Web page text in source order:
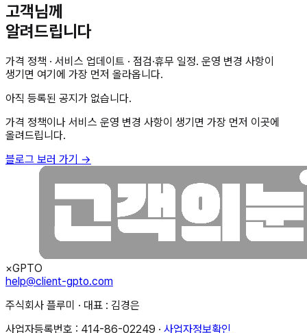
고객님께
알려드립니다
가격 정책 · 서비스 업데이트 · 점검·휴무 일정. 운영 변경 사항이
생기면 여기에 가장 먼저 올라옵니다.
아직 등록된 공지가 없습니다.
가격 정책이나 서비스 운영 변경 사항이 생기면 가장 먼저 이곳에
올려드립니다.
블로그 보러 가기 →
×GPTO
help@client-gpto.com
주식회사 플루미 · 대표 : 김경은
사업자등록번호 : 414-86-02249 · 사업자정보확인